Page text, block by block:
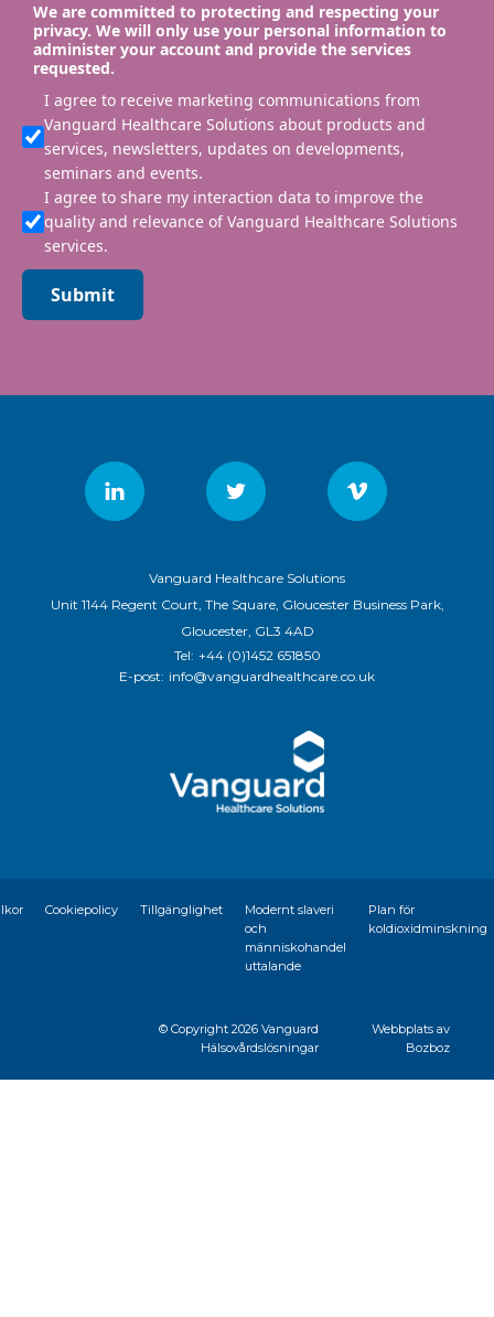
We are committed to protecting and respecting your
privacy. We will only use your personal information to
administer your account and provide the services
requested.
I agree to receive marketing communications from
Vanguard Healthcare Solutions about products and
services, newsletters, updates on developments,
seminars and events.
I agree to share my interaction data to improve the
quality and relevance of Vanguard Healthcare Solutions
services.
Submit
Vanguard Healthcare Solutions
Unit 1144 Regent Court, The Square, Gloucester Business Park,
Gloucester, GL3 4AD
Tel: +44 (0)1452 651850
E-post: info@vanguardhealthcare.co.uk
Cookiepolicy Tillgänglighet
Modernt slaveri
och
människohandel
uttalande
Plan för
koldioxidminskning
© Copyright 2026 Vanguard
Hälsovårdslösningar
Webbplats av
Bozboz